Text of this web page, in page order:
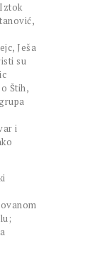
Ješa
su
Štih,
i